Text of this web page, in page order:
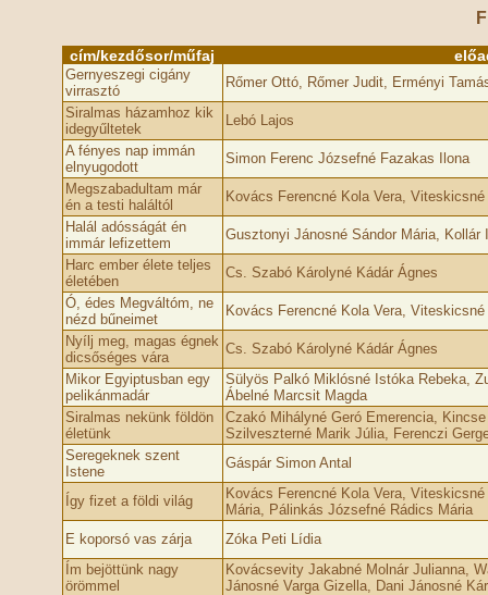
cím/kezdősor/műfaj
Gernyeszegi cigány
virrasztó
Rőmer Ottó, Rőmer Judit, Erményi
Siralmas házamhoz kik
idegyűltetek
Lebó Lajos
A fényes nap immán
elnyugodott
Simon Ferenc Józsefné Fazakas Ilona
Megszabadultam már
én a testi haláltól
Kovács Ferencné Kola Vera,
Halál adósságát én
immár lefizettem
Gusztonyi Jánosné Sándor Mária, Kollár
Harc ember élete teljes
életében
Cs. Szabó Károlyné Kádár Ágnes
Ó, édes Megváltóm, ne
nézd bűneimet
Kovács Ferencné Kola Vera,
Nyílj meg, magas égnek
dicsőséges vára
Cs. Szabó Károlyné Kádár Ágnes
Mikor Egyiptusban egy
pelikánmadár
Sülyös Palkó Miklósné Istóka Rebeka,
Ábelné Marcsit Magda
Siralmas nekünk földön
életünk
Czakó Mihályné Geró Emerencia,
Szilveszterné Marik Júlia, Ferenczi
Seregeknek szent
Istene
Gáspár Simon Antal
Így fizet a földi világ
Kovács Ferencné Kola Vera,
Mária, Pálinkás Józsefné Rádics Mária
E koporsó vas zárja
Zóka Peti Lídia
Ím bejöttünk nagy
örömmel
Kovácsevity Jakabné Molnár Julianna,
Jánosné Varga Gizella, Dani Jánosné